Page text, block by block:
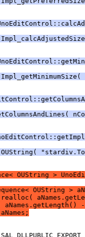
OUString >
OUString >
aNames.getLength()